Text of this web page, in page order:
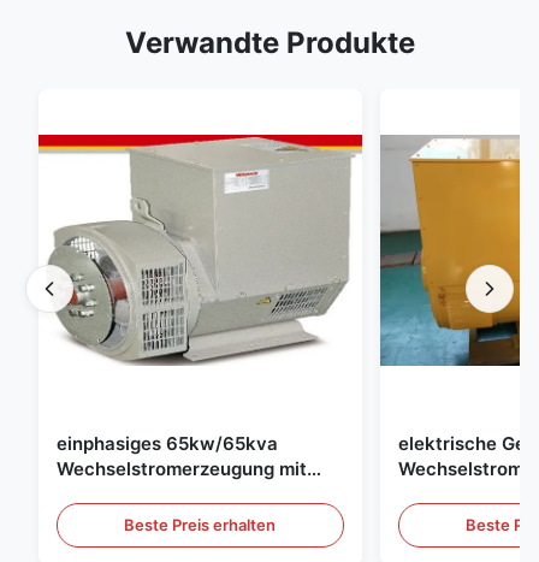
Verwandte Produkte
einphasiges 65kw/65kva
Wechselstromerzeugung mit
Beste Preis erhalten
elektrische
Wechselstroms
Generator-Satz
Beste